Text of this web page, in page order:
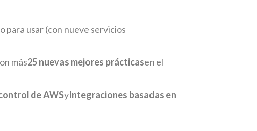
para usar (con nueve servicios
más25 nuevas mejores prácticasen el
de AWSyIntegraciones basadas en